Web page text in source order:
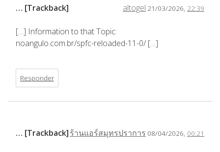
altogel 21/03/2026, 22:39
… [Trackback]
[…] Information to that Topic:
noangulo.com.br/spfc-reloaded-11-0/ […]
Responder
ร้านแอร์สมุทรปราการ 08/04/2026, 00:21
… [Trackback]